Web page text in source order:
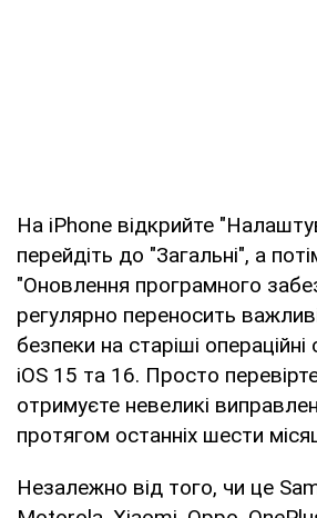
На iPhone відкрийте
перейдіть до "Загальні", а
"Оновлення програмного
регулярно переносить
безпеки на старіші операційні
iOS 15 та 16. Просто
отримуєте невеликі
протягом останніх шести
Незалежно від того, чи це